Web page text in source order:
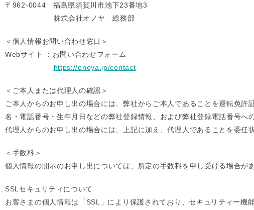
〒962-0044 福島県須賀川市池下23番地3
株式会社オノヤ 総務部
＜個人情報お問い合わせ窓口＞
Webサイト ：お問い合わせフォーム
https://onoya.jp/contact
＜ご本人または代理人の確認＞
ご本人からのお申し出の場合には、弊社からご本人であることを運転免
名・電話番号・生年月日などの弊社登録情報、および弊社登録電話番号へ
代理人からのお申し出の場合には、上記に加え、代理人であることを委任
＜手数料＞
個人情報の開示のお申し出については、所定の手数料を申し受ける場合が
SSLセキュリティについて
お客さまの個人情報は「SSL」により保護されており、セキュリティー機